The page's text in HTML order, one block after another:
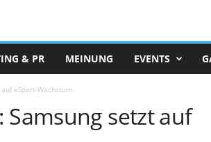
& PR MEINUNG EVENTS
eSport-Wachstum
setzt auf